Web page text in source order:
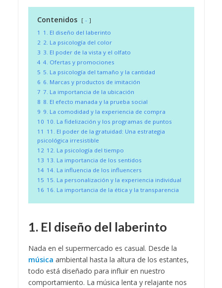
Contenidos
-
1 1. El diseño del laberinto
2 2. La psicología del color
3 3. El poder de la vista y el olfato
4 4. Ofertas y promociones
5 5. La psicología del tamaño y la cantidad
6 6. Marcas y productos de imitación
7 7. La importancia de la ubicación
8 8. El efecto manada y la prueba social
9 9. La comodidad y la experiencia de compra
10 10. La fidelización y los programas de puntos
11 11. El poder de la gratuidad: Una estrategia
psicológica irresistible
12 12. La psicología del tiempo
13 13. La importancia de los sentidos
14 14. La influencia de los influencers
15 15. La personalización y la experiencia individual
16 16. La importancia de la ética y la transparencia
1. El diseño del laberinto
Nada en el supermercado es casual. Desde la
música ambiental hasta la altura de los estantes,
todo está diseñado para influir en nuestro
comportamiento. La música lenta y relajante nos